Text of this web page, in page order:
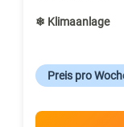
❄ Klimaanlage
Preis pro